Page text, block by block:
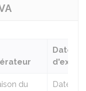
Date
du
Date de